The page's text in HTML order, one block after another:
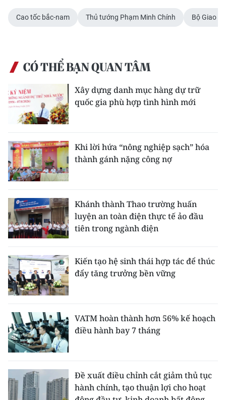
Cao tốc bắc-nam Thủ tướng Phạm Minh Chính Bộ Giao
CÓ THỂ BẠN QUAN TÂM
Xây dựng danh mục hàng dự trữ
quốc gia phù hợp tình hình mới
Khi lời hứa “nông nghiệp sạch” hóa
thành gánh nặng công nợ
Khánh thành Thao trường huấn
luyện an toàn điện thực tế ảo đầu
tiên trong ngành điện
Kiến tạo hệ sinh thái hợp tác để thúc
đẩy tăng trưởng bền vững
VATM hoàn thành hơn 56% kế hoạch
điều hành bay 7 tháng
Đề xuất điều chỉnh cắt giảm thủ tục
hành chính, tạo thuận lợi cho hoạt